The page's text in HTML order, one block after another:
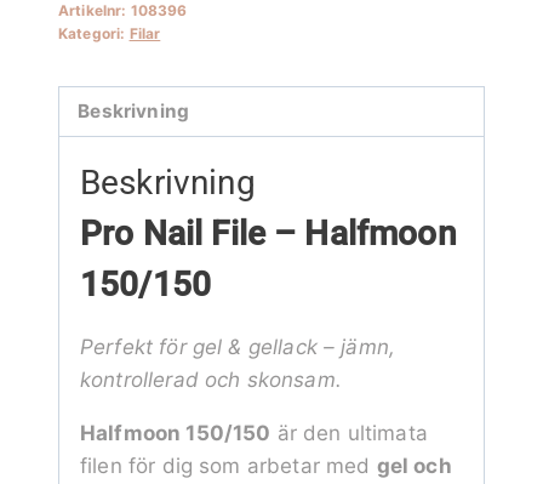
Artikelnr: 108396
Kategori: Filar
Beskrivning
Beskrivning
Pro Nail File – Halfmoon
150/150
Perfekt för gel & gellack – jämn,
kontrollerad och skonsam.
Halfmoon 150/150 är den ultimata
filen för dig som arbetar med gel och